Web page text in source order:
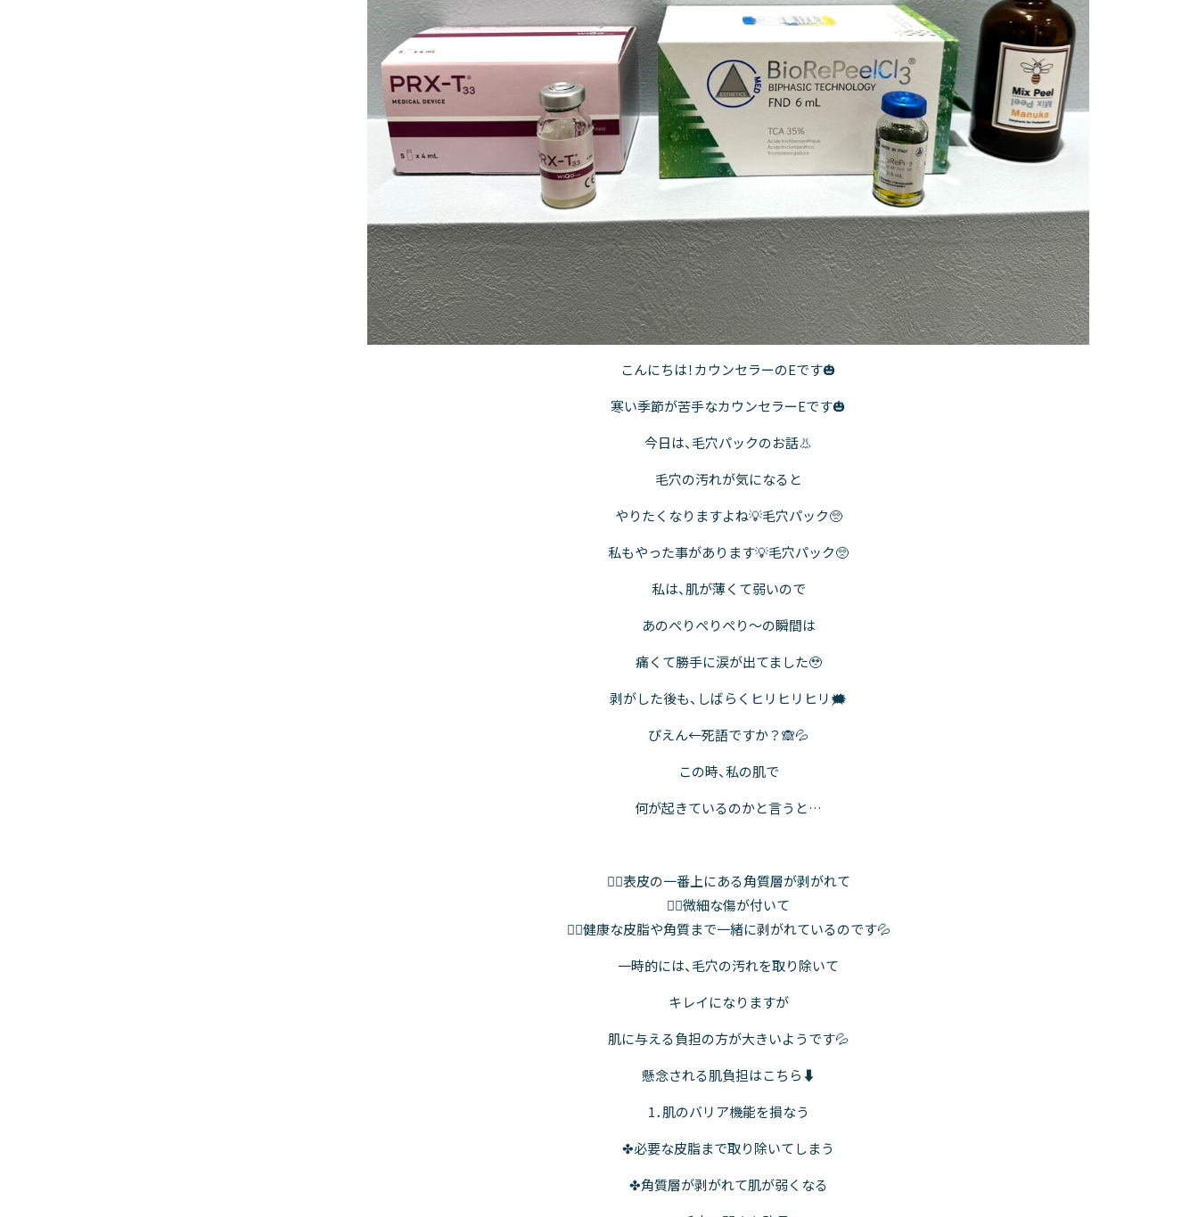
こんにちは！カウンセラーのEです🎃
寒い季節が苦手なカウンセラーEです🎃
今日は、毛穴パックのお話👃
毛穴の汚れが気になると
やりたくなりますよね💡毛穴パック🥺
私もやった事があります💡毛穴パック🥺
私は、肌が薄くて弱いので
あのぺりぺりぺり～の瞬間は
痛くて勝手に涙が出てました🥹
剥がした後も、しばらくヒリヒリヒリ🗯
ぴえん←死語ですか？🙈💦
この時、私の肌で
何が起きているのかと言うと…
😵‍💫表皮の一番上にある角質層が剥がれて
😵‍💫微細な傷が付いて
😵‍💫健康な皮脂や角質まで一緒に剥がれているのです💦
一時的には、毛穴の汚れを取り除いて
キレイになりますが
肌に与える負担の方が大きいようです💦
懸念される肌負担はこちら⬇️
1．肌のバリア機能を損なう
✤必要な皮脂まで取り除いてしまう
✤角質層が剥がれて肌が弱くなる